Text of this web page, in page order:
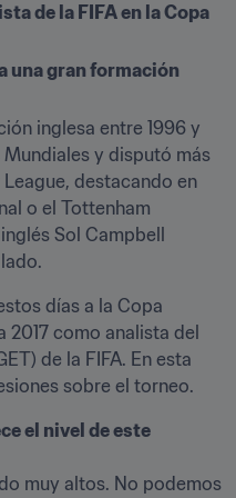
de la FIFA en la Copa
una gran formación
inglesa entre 1996 y
y disputó más
destacando en
o el Tottenham
Sol Campbell
días a la Copa
2017 como analista del
de la FIFA. En esta
sobre el torneo.
el nivel de este
muy altos. No podemos